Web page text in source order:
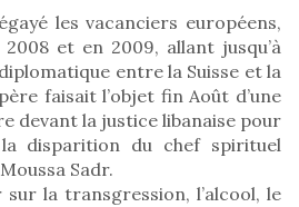
les vacanciers européens,
et en 2009, allant jusqu’à
entre la Suisse et la
faisait l’objet fin Août d’une
devant la justice libanaise pour
disparition du chef spirituel
Sadr.
la transgression, l’alcool, le